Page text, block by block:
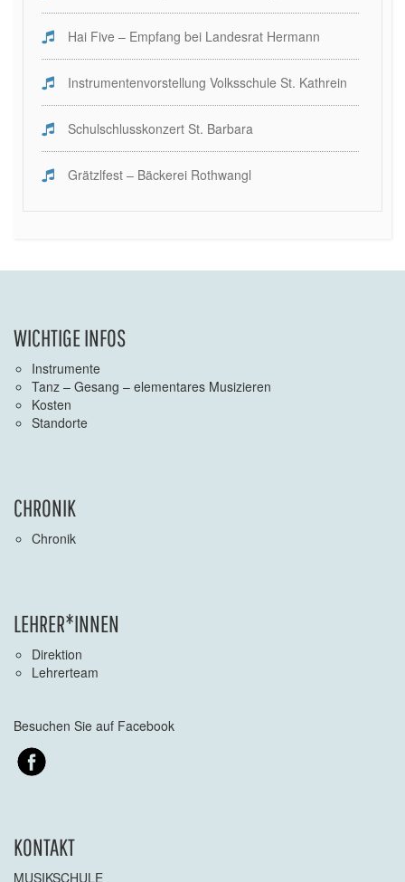
Hai Five – Empfang bei Landesrat Hermann
Instrumentenvorstellung Volksschule St. Kathrein
Schulschlusskonzert St. Barbara
Grätzlfest – Bäckerei Rothwangl
WICHTIGE INFOS
Instrumente
Tanz – Gesang – elementares Musizieren
Kosten
Standorte
CHRONIK
Chronik
LEHRER*INNEN
Direktion
Lehrerteam
Besuchen Sie auf Facebook
KONTAKT
MUSIKSCHULE